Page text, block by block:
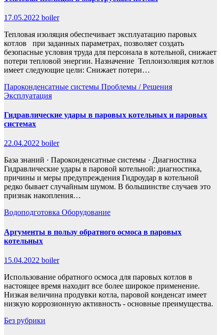
17.05.2022 boiler
Тепловая изоляция обеспечивает эксплуатацию паровых
котлов при заданных параметрах, позволяет создать
безопасные условия труда для персонала в котельной, снижает
потери тепловой энергии. Назначение Теплоизоляция котлов
имеет следующие цели: Снижает потери…
Пароконденсатные системы Проблемы / Решения
Эксплуатация
Гидравлические удары в паровых котельных и паровых
системах
22.04.2022 boiler
База знаний · Пароконденсатные системы · Диагностика
Гидравлические удары в паровой котельной: диагностика,
причины и меры предупреждения Гидроудар в котельной
редко бывает случайным шумом. В большинстве случаев это
признак накопления…
Водоподготовка Оборудование
Аргументы в пользу обратного осмоса в паровых
котельных
15.04.2022 boiler
Использование обратного осмоса для паровых котлов в
настоящее время находит все более широкое применение.
Низкая величина продувки котла, паровой конденсат имеет
низкую коррозионную активность - основные преимущества.
Без рубрики